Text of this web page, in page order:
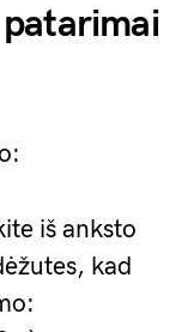
iš anksto
kad